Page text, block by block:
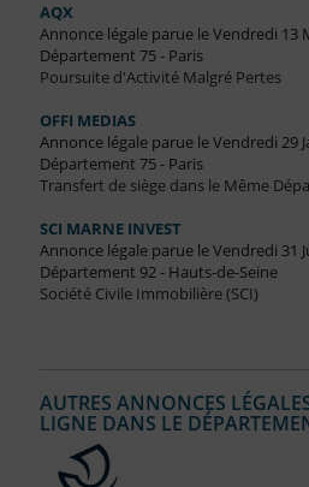
AQX
Annonce légale parue le Vendredi 13
Département 75 - Paris
Poursuite d'Activité Malgré Pertes
OFFI MEDIAS
Annonce légale parue le Vendredi 29
Département 75 - Paris
Transfert de siège dans le Même
SCI MARNE INVEST
Annonce légale parue le Vendredi 31
Département 92 - Hauts-de-Seine
Société Civile Immobilière (SCI)
AUTRES ANNONCES
LIGNE DANS LE